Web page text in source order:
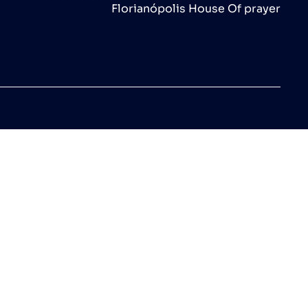
Florianópolis House Of prayer